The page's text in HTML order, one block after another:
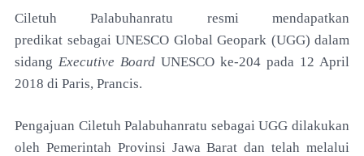
Ciletuh Palabuhanratu resmi mendapatkan
predikat sebagai UNESCO Global Geopark (UGG) dalam
sidang Executive Board UNESCO ke-204 pada 12 April
2018 di Paris, Prancis.
Pengajuan Ciletuh Palabuhanratu sebagaiUGG dilakukan
oleh Pemerintah Provinsi Jawa Barat dantelah melalui